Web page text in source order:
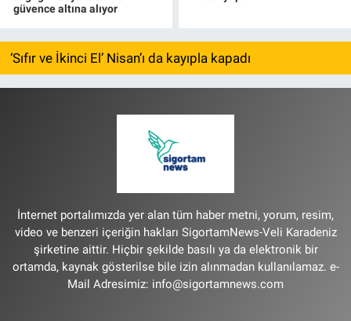
güvence altına alıyor
‘Sıfır ve İkinci El’ Nisan’ı da kayıpla kapadı
İnternet portalımızda yer alan tüm haber metni, yorum, resim,
video ve benzeri içeriğin hakları SigortamNews-Veli Karadeniz
şirketine aittir. Hiçbir şekilde basılı ya da elektronik bir
ortamda, kaynak gösterilse bile izin alınmadan kullanılamaz. e-
Mail Adresimiz: info@sigortamnews.com